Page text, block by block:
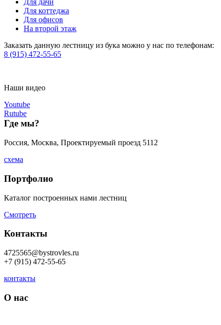
Для дачи
Для коттеджа
Для офисов
На второй этаж
Заказать данную лестницу из бука можно у нас по телефонам:
8 (915) 472-55-65
Наши видео
Youtube
Rutube
Где мы?
Россия, Москва, Проектируемый проезд 5112
схема
Портфолио
Каталог построенных нами лестниц
Смотреть
Контакты
4725565@bystrovles.ru
+7 (915) 472-55-65
контакты
О нас